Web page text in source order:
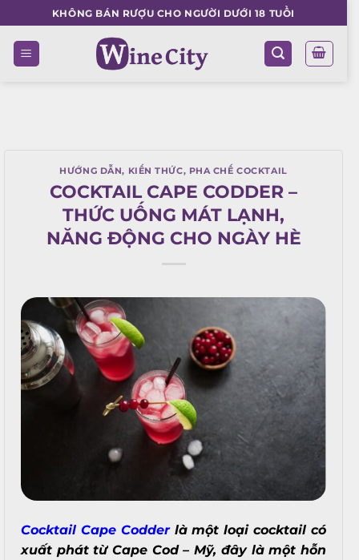
to
content
KHÔNG BÁN RƯỢU CHO NGƯỜI DƯỚI 18 TUỔI
HƯỚNG DẪN, KIẾN THỨC, PHA CHẾ COCKTAIL
COCKTAIL CAPE CODDER –
THỨC UỐNG MÁT LẠNH,
NĂNG ĐỘNG CHO NGÀY HÈ
Cocktail Cape Codderlà một loại cocktail có
xuất phát từ Cape Cod – Mỹ, đây là một hỗn